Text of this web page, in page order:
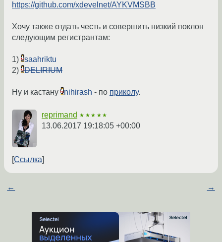
https://github.com/xdevelnet/AYKVMSBB
Хочу также отдать честь и совершить низкий поклон
следующим регистрантам:
1)
saahriktu
2)
DELIRIUM
Ну и кастану nihirash - по приколу.
reprimand ★★★★★
13.06.2017 19:18:05 +00:00
Ссылка
← →